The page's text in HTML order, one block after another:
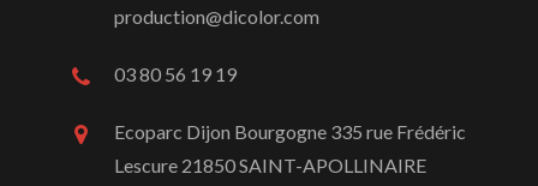
production@dicolor.com
03 80 56 19 19
Ecoparc Dijon Bourgogne 335 rue Frédéric
Lescure 21850 SAINT-APOLLINAIRE